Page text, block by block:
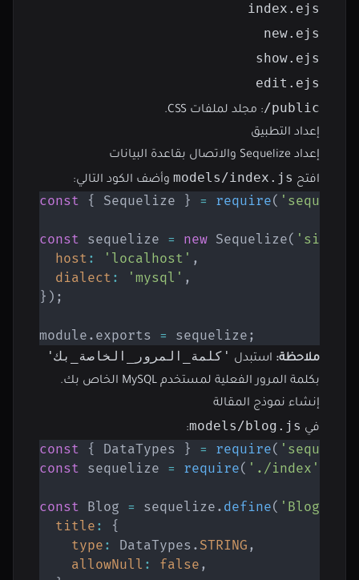
index.ejs
new.ejs
show.ejs
edit.ejs
public/
: مجلد لملفات CSS.
إعداد التطبيق
إعداد Sequelize والاتصال بقاعدة البيانات
افتح models/index.js وأضف الكود التالي:
const { Sequelize } = require(
const sequelize = new Sequelize(
host : 'localhost' ,
dialect : 'mysql' ,
} ) ;
module . exports = sequelize ;
ملاحظة: استبدل 'كلمة_المرور_الخاصة_بك'
بكلمة المرور الفعلية لمستخدم MySQL الخاص بك.
إنشاء نموذج المقالة
في models/blog.js
:
const { DataTypes } = require(
const sequelize = require( './index'
const Blog = sequelize . define( 'Blog'
title :
{
type : DataTypes . STRING ,
allowNull : false ,